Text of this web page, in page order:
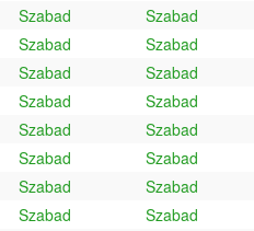
Szabad Szabad
Szabad Szabad
Szabad Szabad
Szabad Szabad
Szabad Szabad
Szabad Szabad
Szabad Szabad
Szabad Szabad